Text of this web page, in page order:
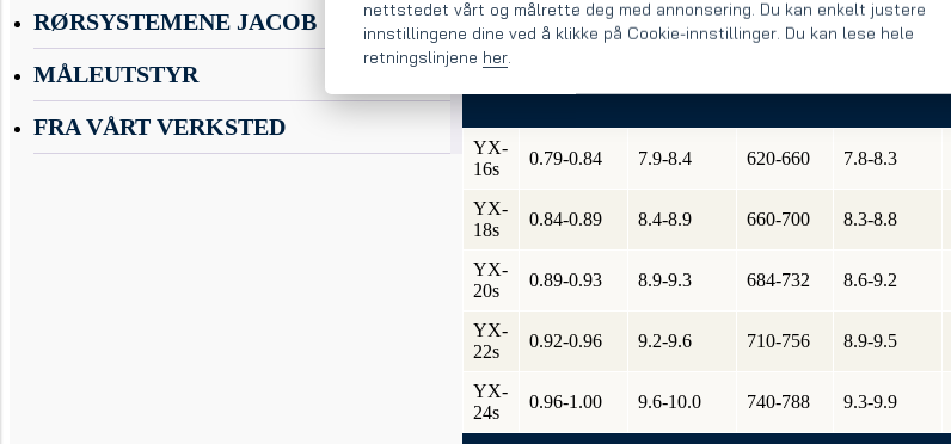
RØRSYSTEMENE JACOB
MÅLEUTSTYR
FRA VÅRT VERKSTED
YX-
24
730-770
YX-
16s
0.79-0.84 7.9-8.4 620-660 7.8-8.3
YX-
18s
0.84-0.89 8.4-8.9 660-700 8.3-8.8
YX-
20s
0.89-0.93 8.9-9.3 684-732 8.6-9.2
YX-
22s
0.92-0.96 9.2-9.6 710-756 8.9-9.5
YX-
24s
0.96-1.00 9.6-10.0 740-788 9.3-9.9
nettstedet vårt og målrette deg med annonsering. Du kan enkelt justere
innstillingene dine ved å klikke på Cookie-innstillinger. Du kan lese hele
retningslinjene her